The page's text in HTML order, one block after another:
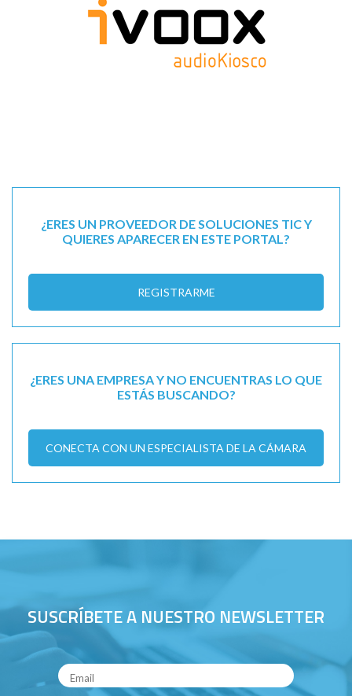
¿ERES UN PROVEEDOR DE SOLUCIONES TIC Y
QUIERES APARECER EN ESTE PORTAL?
REGISTRARME
¿ERES UNA EMPRESA Y NO ENCUENTRAS LO QUE
ESTÁS BUSCANDO?
CONECTA CON UN ESPECIALISTA DE LA CÁMARA
SUSCRÍBETE A NUESTRO NEWSLETTER